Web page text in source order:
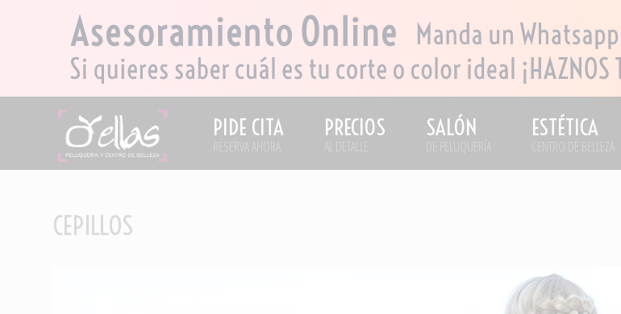
PIDE CITA
RESERVA AHORA
PRECIOS
AL DETALLE
SALÓN
DE PELUQUERÍA
ESTÉTICA
CENTRO DE BELLEZA
CEPILLOS